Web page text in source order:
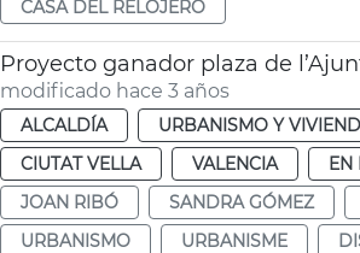
CASA DEL RELOJERO
Proyecto ganador plaza de
modificado hace 3 años
ALCALDÍA URBANISMO Y
CIUTAT VELLA
VALENCIA EN
JOAN RIBÓ
SANDRA GÓMEZ
URBANISMO
URBANISME